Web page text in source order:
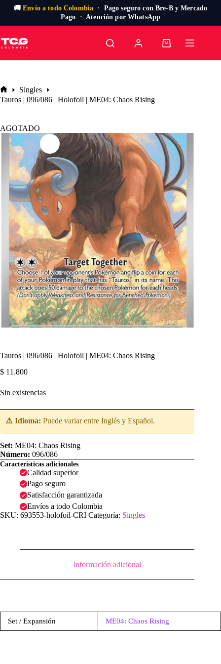
🚚Envío a todo Colombia · Pago seguro con Bre-B y Mercado
Pago · Atención por WhatsApp
al
contenido
Carro
Inicio
Singles
Tauros | 096/086 | Holofoil | ME04: Chaos Rising
AGOTADO
Tauros | 096/086 | Holofoil | ME04: Chaos Rising
$ 11.800
Sin existencias
⚠️ Idioma: Puede variar entre Inglés y Español.
Set: ME04: Chaos Rising
Número: 096/086
Características adicionales
Calidad superior
Pago seguro
Satisfacción garantizada
Envíos a todo Colombia
SKU: 693553-holofoil-CRI Categoría: Singles
Información adicional
Set / Expansión ME04: Chaos Rising